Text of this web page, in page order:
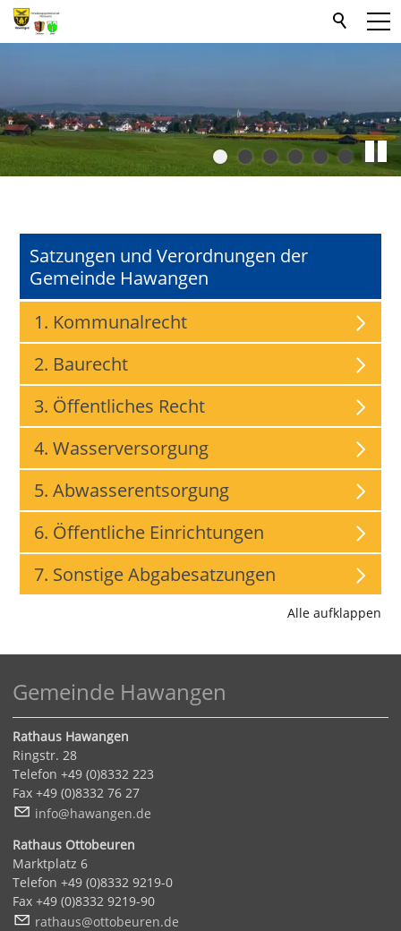
Satzungen und Verordnungen der
Gemeinde Hawangen
1. Kommunalrecht
2. Baurecht
3. Öffentliches Recht
4. Wasserversorgung
5. Abwasserentsorgung
6. Öffentliche Einrichtungen
7. Sonstige Abgabesatzungen
Alle aufklappen
Gemeinde Hawangen
Rathaus Hawangen
Ringstr. 28
Telefon +49 (0)8332 223
Fax +49 (0)8332 76 27
nf
h w ng n d
Rathaus Ottobeuren
Marktplatz 6
Telefon +49 (0)8332 9219-0
Fax +49 (0)8332 9219-90
r th s tt b r n d